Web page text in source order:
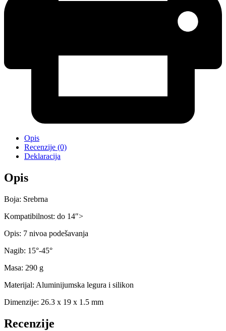
Opis
Recenzije (0)
Deklaracija
Opis
Boja: Srebrna
Kompatibilnost: do 14″>
Opis: 7 nivoa podešavanja
Nagib: 15°-45°
Masa: 290 g
Materijal: Aluminijumska legura i silikon
Dimenzije: 26.3 x 19 x 1.5 mm
Recenzije